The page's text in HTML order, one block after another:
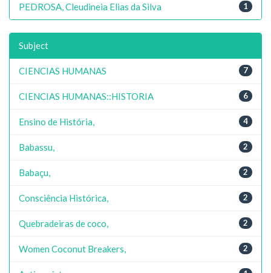
1
PEDROSA, Cleudineia Elias da Silva
Subject
7
CIENCIAS HUMANAS
6
CIENCIAS HUMANAS::HISTORIA
4
Ensino de História,
2
Babassu,
2
Babaçu,
2
Consciência Histórica,
2
Quebradeiras de coco,
2
Women Coconut Breakers,